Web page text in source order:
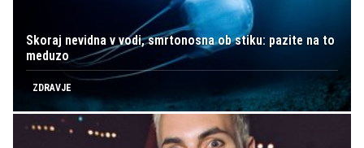
Skoraj nevidna v vodi, smrtonosna ob stiku: pazite na to
meduzo
ZDRAVJE